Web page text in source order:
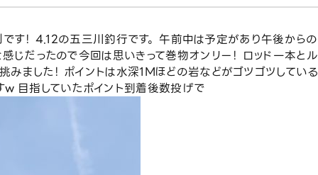
す！ 4.12の五三川釣行です。 午前中は予定があり午後から
じだったので今回は思いきって巻物オンリー！ ロッド一本と
ました！ ポイントは水深1Mほどの岩などがゴツゴツしてい
目指していたポイント到着後数投げで